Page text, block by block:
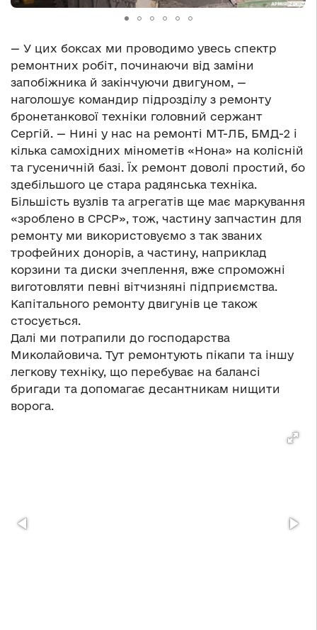
— У цих боксах ми проводимо увесь спектр
ремонтних робіт, починаючи від заміни
запобіжника й закінчуючи двигуном, —
наголошує командир підрозділу з ремонту
бронетанкової техніки головний сержант
Сергій. — Нині у нас на ремонті МТ-ЛБ, БМД-2 і
кілька самохідних мінометів «Нона» на колісній
та гусеничній базі. Їх ремонт доволі простий, бо
здебільшого це стара радянська техніка.
Більшість вузлів та агрегатів ще має маркування
«зроблено в СРСР», тож, частину запчастин для
ремонту ми використовуємо з так званих
трофейних донорів, а частину, наприклад
корзини та диски зчеплення, вже спроможні
виготовляти певні вітчизняні підприємства.
Капітального ремонту двигунів це також
стосується.
Далі ми потрапили до господарства
Миколайовича. Тут ремонтують пікапи та іншу
легкову техніку, що перебуває на балансі
бригади та допомагає десантникам нищити
ворога.